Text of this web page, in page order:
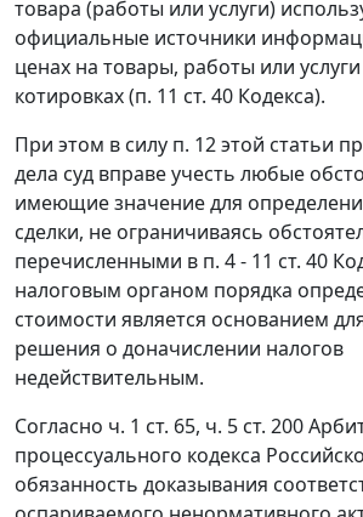
товара (работы или услуги)
официальные источники
ценах на товары, работы или
котировках (п. 11 ст. 40 Кодекса).
При этом в силу п. 12этой статьи
дела суд вправе учесть любые
имеющие значение для
сделки, не ограничиваясь
перечисленными в п. 4 - 11 ст. 40
налоговым органом порядка
стоимости является основанием
решения о доначислении налогов
недействительным.
Согласно ч. 1 ст. 65, ч. 5 ст. 200
процессуального кодекса
обязанность доказывания